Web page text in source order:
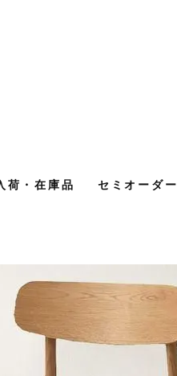
荷・在庫品 セミオーダー